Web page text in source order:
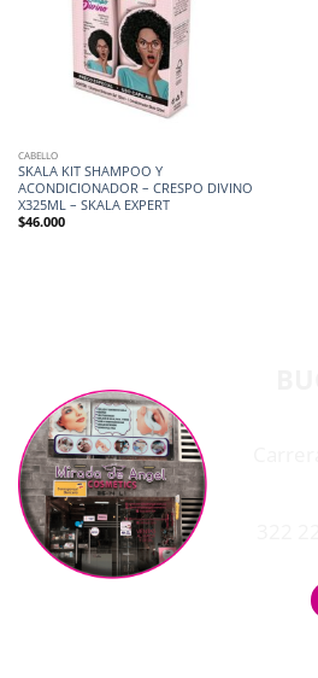
CABELLO
SKALA KIT SHAMPOO Y
ACONDICIONADOR – CRESPO DIVINO
X325ML – SKALA EXPERT
$46.000